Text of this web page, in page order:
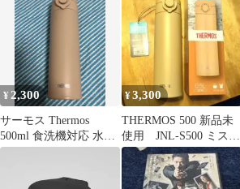
「水筒・JOK-350・
JOK-500・JOM-
350TSS・JOM-
500TSS・JPA-350」用
部品・THERMOS・フ
タパッキン×1個・せん
パッキン×1個）【ネコ
ポス】
¥2,300
サーモス Thermos
500ml 食洗機対応 水筒
JOK-500 スポドリ
¥3,300
THERMOS 500 新品未
使用 JNL-S500 ミスト
ベージュ サーモス